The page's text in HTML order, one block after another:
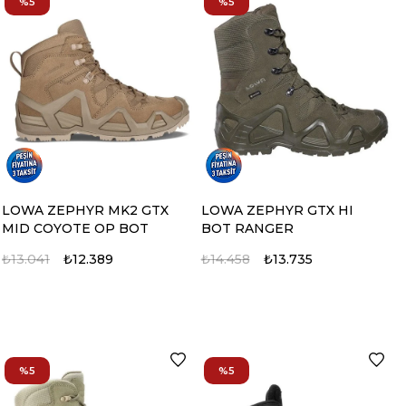
Evolite Alaska Kaz Tüyü
₺18.850
₺20.944
LOWA ZEPHYR MK2 GTX
MID COYOTE OP BOT
₺12.389
₺13.041
LOWA ZEPHYR GTX HI
BOT RANGER
₺13.735
₺14.458
%5 %5